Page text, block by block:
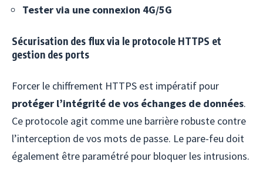
Tester via une connexion 4G/5G
Sécurisation des flux via le protocole HTTPS et
gestion des ports
Forcer le chiffrement HTTPS est impératif pour
protéger l’intégrité de vos échanges de données.
Ce protocole agit comme une barrière robuste contre
l’interception de vos mots de passe. Le pare-feu doit
également être paramétré pour bloquer les intrusions.